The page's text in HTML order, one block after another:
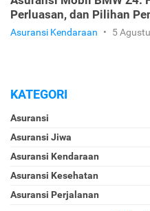
Perluasan, dan Pilihan
Asuransi Kendaraan • 5
KATEGORI
Asuransi
Asuransi Jiwa
Asuransi Kendaraan
Asuransi Kesehatan
Asuransi Perjalanan